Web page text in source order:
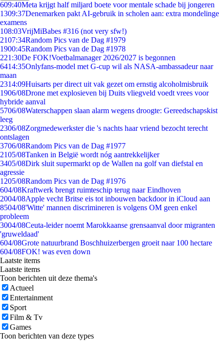
609:40Meta krijgt half miljard boete voor mentale schade bij jongeren
1309:37Denemarken pakt AI-gebruik in scholen aan: extra mondelinge
examens
108:03VrijMiBabes #316 (not very sfw!)
2107:34Random Pics van de Dag #1979
1900:45Random Pics van de Dag #1978
221:30De FOK!Voetbalmanager 2026/2027 is begonnen
6414:35Onlyfans-model met G-cup wil als NASA-ambassadeur naar
maan
2314:09Huisarts per direct uit vak gezet om ernstig alcoholmisbruik
1906/08Drone met explosieven bij Duits vliegveld voedt vrees voor
hybride aanval
5706/08Waterschappen slaan alarm wegens droogte: Gereedschapskist
leeg
2306/08Zorgmedewerkster die 's nachts haar vriend bezocht terecht
ontslagen
3706/08Random Pics van de Dag #1977
2105/08Tanken in België wordt nóg aantrekkelijker
3405/08Dirk sluit supermarkt op de Wallen na golf van diefstal en
agressie
1205/08Random Pics van de Dag #1976
604/08Kraftwerk brengt ruimteschip terug naar Eindhoven
2004/08Apple vecht Britse eis tot inbouwen backdoor in iCloud aan
8504/08'Witte' mannen discrimineren is volgens OM geen enkel
probleem
3004/08Ceuta-leider noemt Marokkaanse grensaanval door migranten
'gruweldaad'
604/08Grote natuurbrand Boschhuizerbergen groeit naar 100 hectare
604/08FOK! was even down
Laatste items
Laatste items
Toon berichten uit deze thema's
Actueel
Entertainment
Sport
Film & Tv
Games
Toon berichten van deze types